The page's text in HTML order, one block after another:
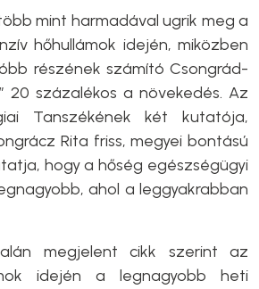
mint harmadával ugrik meg a
hőhullámok idején, miközben
részének számító Csongrád-
20 százalékos a növekedés. Az
Tanszékének két kutatója,
Rita friss, megyei bontású
hogy a hőség egészségügyi
ahol a leggyakrabban
megjelent cikk szerint az
idején a legnagyobb heti